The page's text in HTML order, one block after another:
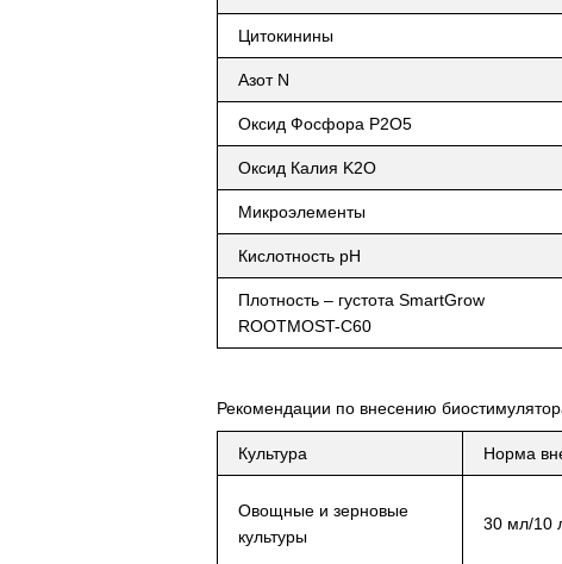
Цитокинины
Азот N
Оксид Фосфора P2O5
Оксид Калия K2O
Микроэлементы
Кислотность рН
Плотность – густота SmartGrow
ROOTMOST-С60
Рекомендации по внесению
Культура Норма
Овощные и зерновые
культуры
30 мл/10